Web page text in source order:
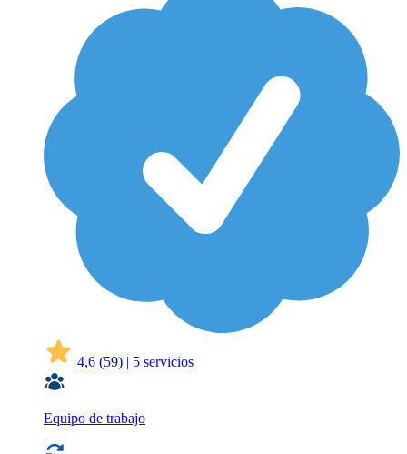
4,6 (59) | 5 servicios
Equipo de trabajo